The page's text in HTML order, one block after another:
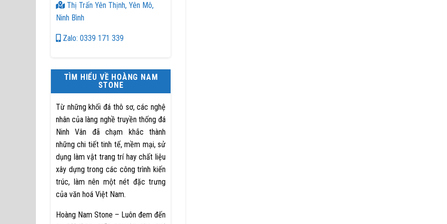
Thị Trấn Yên Thịnh, Yên Mô,
Ninh Bình
Zalo: 0339 171 339
TÌM HIỂU VỀ HOÀNG NAM
STONE
Từ những khối đá thô sơ, các nghệ
nhân của làng nghề truyền thống đá
Ninh Vân đã chạm khắc thành
những chi tiết tinh tế, mềm mại, sử
dụng làm vật trang trí hay chất liệu
xây dựng trong các công trình kiến
trúc, làm nên một nét đặc trưng
của văn hoá Việt Nam.
Hoàng Nam Stone – Luôn đem đến